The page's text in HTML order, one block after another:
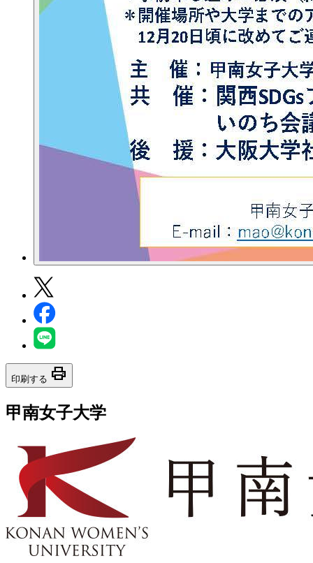
印刷する print
甲南女子大学